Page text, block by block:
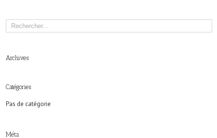
Archives
Catégories
Pas de catégorie
Méta